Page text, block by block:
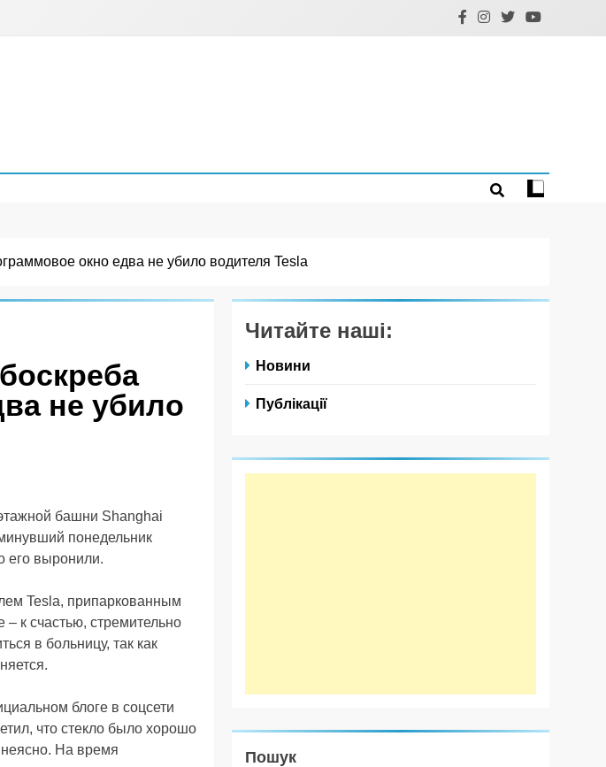
окно едва не убило водителя Tesla
не убило
башни Shanghai
понедельник
его выронили.
Tesla, припаркованным
к счастью, стремительно
в больницу, так как
блоге в соцсети
что стекло было хорошо
На время
Читайте наші:
Новини
Публікації
Пошук